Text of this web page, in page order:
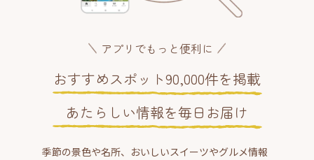
アプリでもっと便利に
おすすめスポット90,000件を掲載
あたらしい情報を毎日お届け
季節の景色や名所、おいしいスイーツやグルメ情報